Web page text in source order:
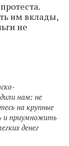
им вклады,
не
нам: не
на крупные
и приумножить
денег